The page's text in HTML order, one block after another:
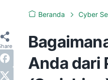
Beranda Cyber
Anda dari